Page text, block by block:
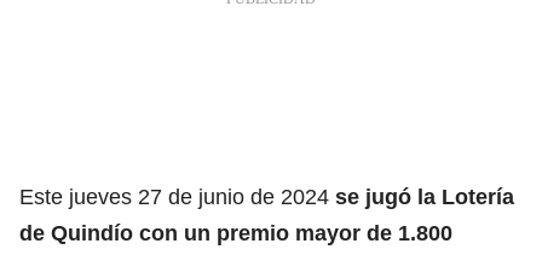
Este jueves 27 de junio de 2024 se jugó la Lotería
de Quindío con un premio mayor de 1.800